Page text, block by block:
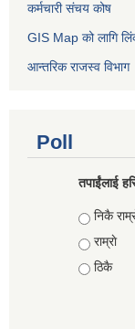
कर्मचारी संचय कोष
GIS Map को लागि
आन्तरिक राजस्व विभाग
Poll
तपाईंलाई
Choices
निकै
राम्राे
ठिकै